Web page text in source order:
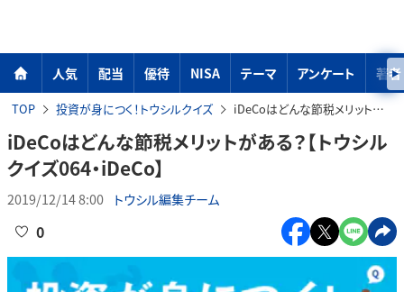
人気 配当 優待 NISA テーマ アンケート 著者
TOP 投資が身につく！トウシルクイズ iDeCoはどんな節税メリットがある？【トウシルクイズ064・iDeCo】
iDeCoはどんな節税メリットがある？【トウシル
クイズ064・iDeCo】
2019/12/14 8:00 トウシル編集チーム
0